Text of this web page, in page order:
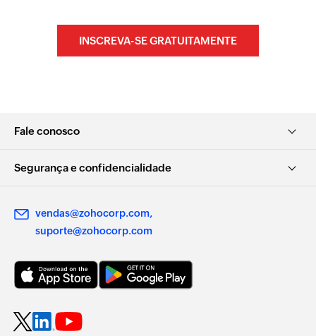
INSCREVA-SE GRATUITAMENTE
Fale conosco
Segurança e confidencialidade
vendas@zohocorp.com
suporte@zohocorp.com